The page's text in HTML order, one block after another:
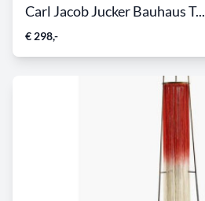
Carl Jacob Jucker Bauhaus T...
€ 298,-